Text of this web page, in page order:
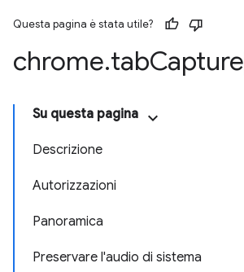
Questa pagina è stata utile?
chrome.tabCapture
Su questa pagina
Descrizione
Autorizzazioni
Panoramica
Preservare l'audio di sistema